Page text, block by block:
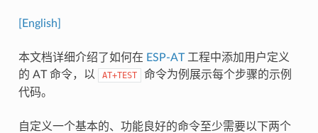
[English]
本文档详细介绍了如何在 ESP-AT工程中添加用户定义
的 AT 命令，以
AT+TEST
命令为例展示每个步骤的示例
代码。
自定义一个基本的、功能良好的命令至少需要以下两个